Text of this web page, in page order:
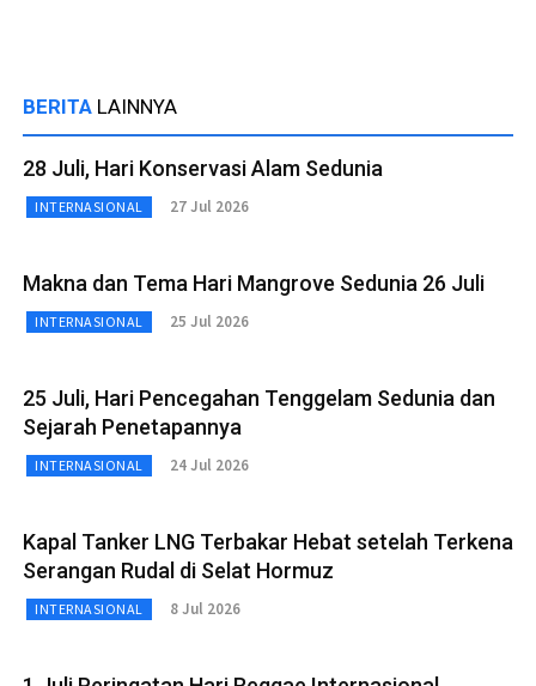
BERITA LAINNYA
28 Juli, Hari Konservasi Alam Sedunia
INTERNASIONAL 27 Jul 2026
Makna dan Tema Hari Mangrove Sedunia 26 Juli
INTERNASIONAL 25 Jul 2026
25 Juli, Hari Pencegahan Tenggelam Sedunia dan
Sejarah Penetapannya
INTERNASIONAL 24 Jul 2026
Kapal Tanker LNG Terbakar Hebat setelah Terkena
Serangan Rudal di Selat Hormuz
INTERNASIONAL 8 Jul 2026